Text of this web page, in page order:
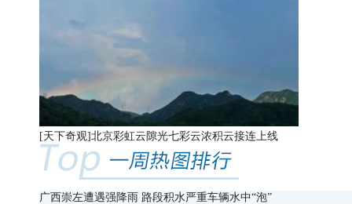
[天下奇观]北京彩虹云隙光七彩云浓积云接连上线
广西崇左遭遇强降雨 路段积水严重车辆水中“泡”​